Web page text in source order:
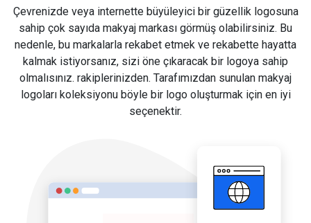
Çevrenizde veya internette büyüleyici bir güzellik logosuna
sahip çok sayıda makyaj markası görmüş olabilirsiniz. Bu
nedenle, bu markalarla rekabet etmek ve rekabette hayatta
kalmak istiyorsanız, sizi öne çıkaracak bir logoya sahip
olmalısınız. rakiplerinizden. Tarafımızdan sunulan makyaj
logoları koleksiyonu böyle bir logo oluşturmak için en iyi
seçenektir.